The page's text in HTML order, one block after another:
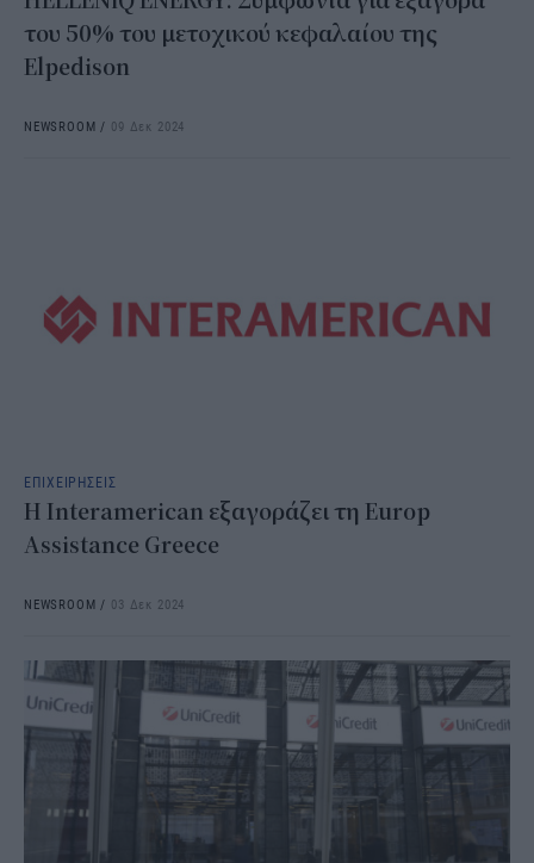
του 50% του μετοχικού κεφαλαίου της
Elpedison
NEWSROOM / 09 Δεκ 2024
ΕΠΙΧΕΙΡΗΣΕΙΣ
Η Interamerican εξαγοράζει τη Europ
Assistance Greece
NEWSROOM / 03 Δεκ 2024